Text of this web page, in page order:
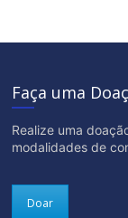
Faça uma
Realize uma
modalidades de
Doar